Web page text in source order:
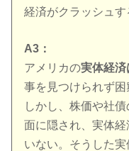
経済がクラッシュ
A3：
アメリカの実体経
事を見つけられず困
しかし、株価や社
面に隠され、実体
いない。そうした